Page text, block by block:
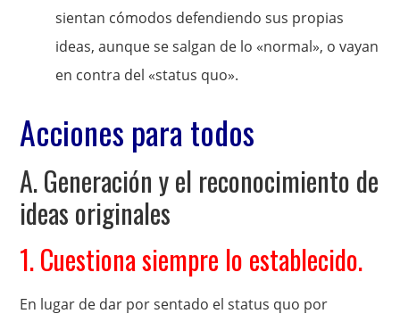
sientan cómodos defendiendo sus propias
ideas, aunque se salgan de lo «normal», o vayan
en contra del «status quo».
Acciones para todos
A. Generación y el reconocimiento de
ideas originales
1. Cuestiona siempre lo establecido.
En lugar de dar por sentado el status quo por